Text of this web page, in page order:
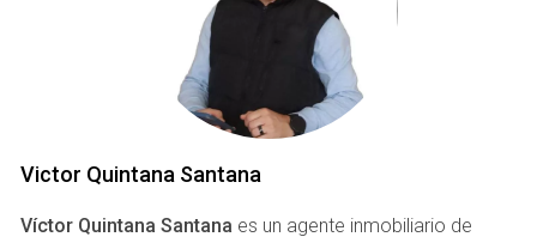
disponibles, y el proceso en sí. Este artículo tiene como
objetivo proporcionarte un mapa claro sobre cómo
navegar cada uno de estos aspectos en tu camino hacia la
adquisición de tu hogar en Las Palmas.
DOCUMENTACIÓN NECESARIA
Victor Quintana Santana
Víctor Quintana Santana es un agente inmobiliario de